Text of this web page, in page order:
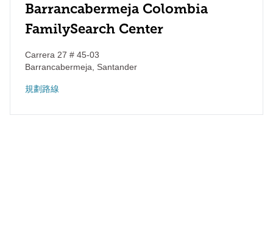
Barrancabermeja Colombia
FamilySearch Center
Carrera 27 # 45-03
Barrancabermeja
Santander
規劃路線